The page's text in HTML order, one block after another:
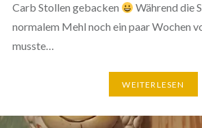
Carb Stollen gebacken
Während die
normalem Mehl noch ein paar Wochen
musste…
WEITERLESEN